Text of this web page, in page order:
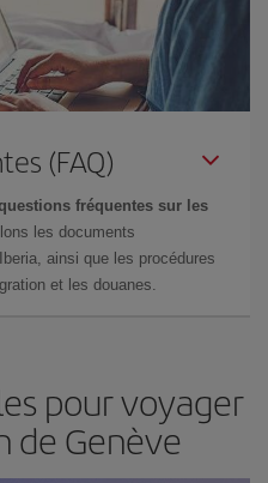
(FAQ)
fréquentes sur les
les documents
ainsi que les procédures
et les douanes.
pour voyager
de Genève